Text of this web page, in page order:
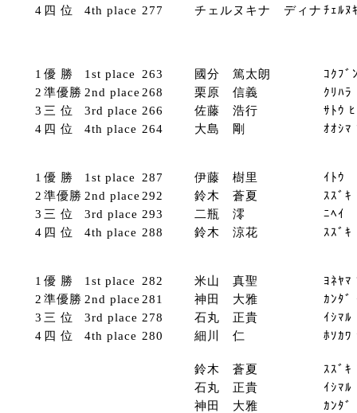
4 四 位 4th place 277 チェルヌキナ ディナ ﾁｪﾙ
1 優 勝 1st place 263 國分 篤太朗
ｺｸﾌﾞ
2 準優勝 2nd place 268 栗原 信義
ｸﾘﾊ
3 三 位 3rd place 266 佐藤 浩行
ｻﾄｳ
4 四 位 4th place 264 大島 剛 ｵｵｼﾏ
1 優 勝 1st place 287 伊藤 樹里
ｲﾄｳ
2 準優勝 2nd place 292 鈴木 蒼夏
ｽｽﾞｷ
3 三 位 3rd place 293 二瓶 澪
ﾆﾍｲ
4 四 位 4th place 288 鈴木 涼花 ｽｽﾞ
1 優 勝 1st place 282 米山 真聖
ﾖﾈﾔﾏ
2 準優勝 2nd place 281 神田 大雅
ｶﾝﾀﾞ
3 三 位 3rd place 278 石丸 正貴
ｲｼﾏ
4 四 位 4th place 280 細川 仁 ﾎｿｶﾜ
鈴木 蒼夏
ｽｽﾞｷ
石丸 正貴
ｲｼﾏ
神田 大雅
ｶﾝﾀ